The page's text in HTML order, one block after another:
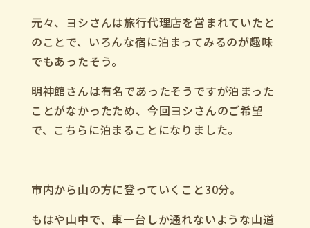
元々、ヨシさんは旅行代理店を営まれていたと
のことで、 いろんな宿に泊まってみるのが趣味
でもあったそう。
明神館さんは有名であったそうですが泊まった
ことがなかったため、 今回ヨシさんのご希望
で、こちらに泊まることになりました。
市内から山の方に登っていくこと30分。
もはや山中で、車一台しか通れないような山道